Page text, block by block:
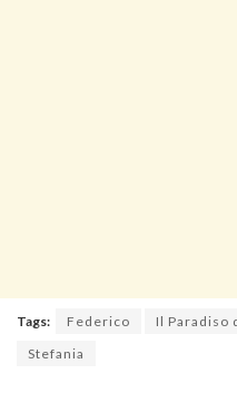
Tags: Federico Il Paradiso
Stefania